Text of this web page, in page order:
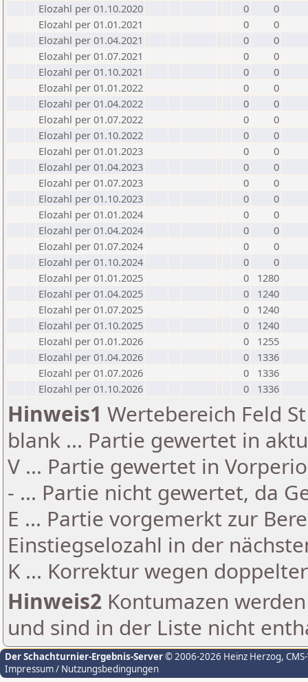
Elozahl per 01.10.2020
0
0
Elozahl per 01.01.2021
0
0
Elozahl per 01.04.2021
0
0
Elozahl per 01.07.2021
0
0
Elozahl per 01.10.2021
0
0
Elozahl per 01.01.2022
0
0
Elozahl per 01.04.2022
0
0
Elozahl per 01.07.2022
0
0
Elozahl per 01.10.2022
0
0
Elozahl per 01.01.2023
0
0
Elozahl per 01.04.2023
0
0
Elozahl per 01.07.2023
0
0
Elozahl per 01.10.2023
0
0
Elozahl per 01.01.2024
0
0
Elozahl per 01.04.2024
0
0
Elozahl per 01.07.2024
0
0
Elozahl per 01.10.2024
0
0
Elozahl per 01.01.2025
0
1280
Elozahl per 01.04.2025
0
1240
Elozahl per 01.07.2025
0
1240
Elozahl per 01.10.2025
0
1240
Elozahl per 01.01.2026
0
1255
Elozahl per 01.04.2026
0
1336
Elozahl per 01.07.2026
0
1336
Elozahl per 01.10.2026
0 1336
Hinweis1 Wertebereich Feld
blank ... Partie gewertet in
V ... Partie gewertet in
- ... Partie nicht gewertet, da
E ... Partie vorgemerkt zur
Einstiegselozahl in der
K ... Korrektur wegen
Hinweis2 Kontumazen
und sind in der Liste nicht
Der Schachturnier-Ergebnis-Server© 2006-2026 Heinz Herzog,
Impressum / Nutzungsbedingungen